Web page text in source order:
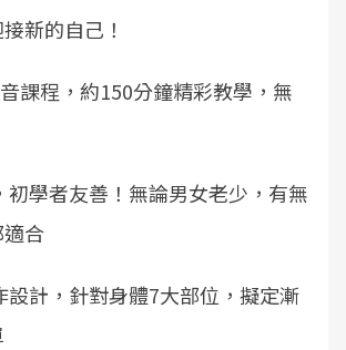
新的自己！
課程，約150分鐘精彩教學，無
學者友善！無論男女老少，有無
合
計，針對身體7大部位，擬定漸